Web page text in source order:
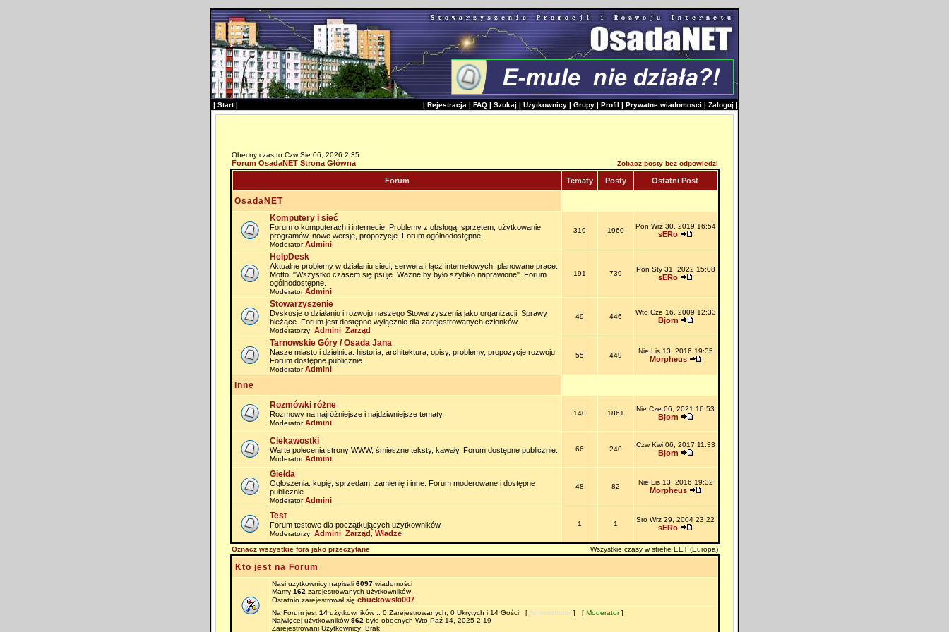
| Start| | Rejestracja | FAQ | Szukaj | Użytkownicy | Grupy | Profil | Prywatne wiadomości | Zaloguj |
Obecny czas to Czw Sie 06, 2026 2:35
Forum OsadaNET Strona Główna Zobacz posty bez odpowiedzi
Forum Tematy Posty Ostatni Post
OsadaNET
Komputery i sieć
Forum o komputerach i internecie. Problemy z obsługą, sprzętem, użytkowanie
programów, nowe wersje, propozycje. Forum ogólnodostępne.
ModeratorAdmini
319 1960
Pon Wrz 30, 2019 16:54
sERo
HelpDesk
Aktualne problemy w działaniu sieci, serwera i łącz internetowych, planowane prace.
Motto: "Wszystko czasem się psuje. Ważne by było szybko naprawione". Forum
ogólnodostępne.
ModeratorAdmini
191 739
Pon Sty 31, 2022 15:08
sERo
Stowarzyszenie
Dyskusje o działaniu i rozwoju naszego Stowarzyszenia jako organizacji. Sprawy
bieżące. Forum jest dostępne wyłącznie dla zarejestrowanych członków.
Moderatorzy: Admini, Zarząd
49 446
Wto Cze 16, 2009 12:33
Bjorn
Tarnowskie Góry / Osada Jana
Nasze miasto i dzielnica: historia, architektura, opisy, problemy, propozycje rozwoju.
Forum dostępne publicznie.
ModeratorAdmini
55 449
Nie Lis 13, 2016 19:35
Morpheus
Inne
Rozmówki różne
Rozmowy na najróżniejsze i najdziwniejsze tematy.
ModeratorAdmini
140 1861
Nie Cze 06, 2021 16:53
Bjorn
Ciekawostki
Warte polecenia strony WWW, śmieszne teksty, kawały. Forum dostępne publicznie.
ModeratorAdmini
66 240
Czw Kwi 06, 2017 11:33
Bjorn
Giełda
Ogłoszenia: kupię, sprzedam, zamienię i inne. Forum moderowane i dostępne
publicznie.
ModeratorAdmini
48 82
Nie Lis 13, 2016 19:32
Morpheus
Test
Forum testowe dla początkujących użytkowników.
Moderatorzy: Admini, Zarząd Władze
1 1
Sro Wrz 29, 2004 23:22
sERo
Oznacz wszystkie fora jako przeczytane Wszystkie czasy w strefie EET (Europa)
Kto jest na Forum
Nasi użytkownicy napisali 6097wiadomości
Mamy 162 zarejestrowanych użytkowników
Ostatnio zarejestrował się chuckowski007
Na Forum jest 14użytkowników :: 0 Zarejestrowanych, 0 Ukrytych i 14 Gości [ Administrator] [ Moderator]
Najwięcej użytkowników962 było obecnych Wto Paź 14, 2025 2:19
Zarejestrowani Użytkownicy: Brak